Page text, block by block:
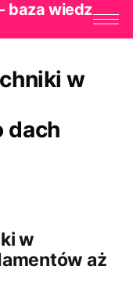
baza wiedz
w
dach
w
aż